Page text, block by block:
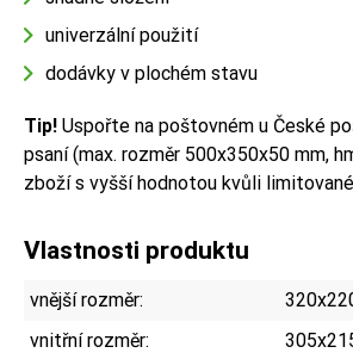
univerzální použití
dodávky v plochém stavu
Tip! Uspořte na poštovném u České
psaní (max. rozměr 500x350x50 mm,
zboží s vyšší hodnotou kvůli
Vlastnosti produktu
vnější rozměr:
vnitřní rozměr: